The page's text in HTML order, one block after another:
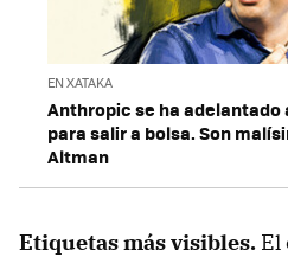
EN XATAKA
Anthropic se ha adelantado
para salir a bolsa. Son
Altman
Etiquetas más visibles. El